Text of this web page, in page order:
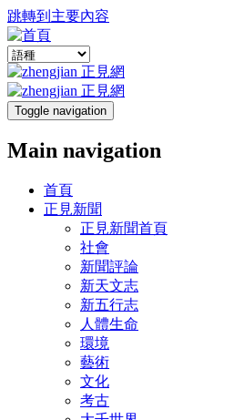
跳轉到主要內容
Toggle navigation
Main navigation
首頁
正見新聞
正見新聞首頁
社會
新聞評論
新天文志
新五行志
人體生命
環境
藝術
文化
考古